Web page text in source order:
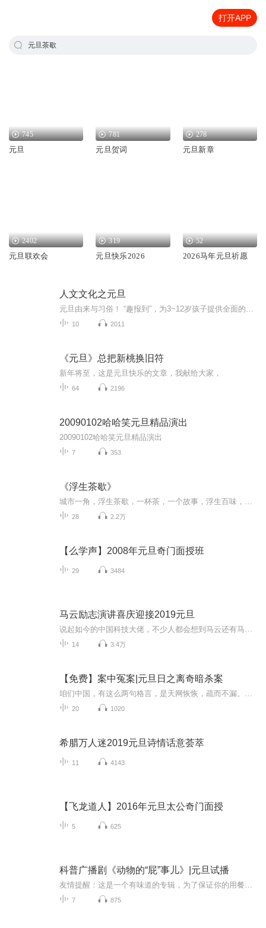
打开APP
元旦茶歇
745
元旦
781
元旦贺词
278
元旦新章
2402
元旦联欢会
319
元旦快乐2026
52
2026马年元旦祈愿
人文文化之元旦
10 2011
《元旦》总把新桃换旧符
新年将至，这是元旦快乐的文章，我献给大家，
64 2196
20090102哈哈笑元旦精品演出
20090102哈哈笑元旦精品演出
7 353
《浮生茶歇》
28 2.2万
【么学声】2008年元旦奇门面授班
29 3484
马云励志演讲喜庆迎接2019元旦
14 3.4万
【免费】案中冤案|元旦日之离奇暗杀案
20 1020
希腊万人迷2019元旦诗情话意荟萃
11 4143
【飞龙道人】2016年元旦太公奇门面授
5 625
科普广播剧《动物的“屁”事儿》|元旦试播
7 875